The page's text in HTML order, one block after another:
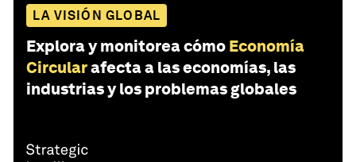
LA VISIÓN GLOBAL
Explora y monitorea cómo Economía
Circularafecta a las economías, las
industrias y los problemas globales